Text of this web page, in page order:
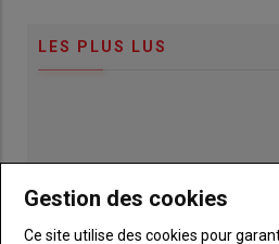
LES PLUS LUS
Gestion des cookies
Ce site utilise des cookies pour